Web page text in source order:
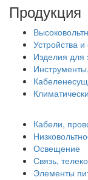
Продукция
Устройства
Изделия для
Кабели,
Освещение
Связь,
Элементы